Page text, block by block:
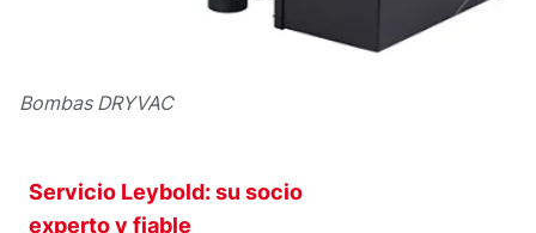
Bombas DRYVAC
Servicio Leybold: su socio
experto y fiable